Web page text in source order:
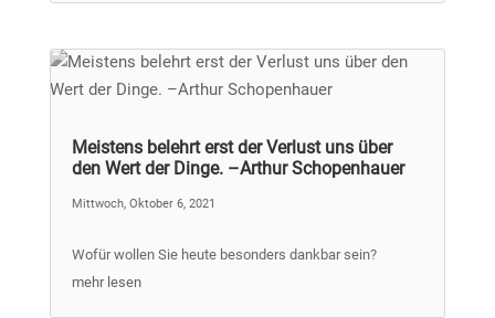
Meistens belehrt erst der Verlust uns über
den Wert der Dinge. –Arthur Schopenhauer
Mittwoch, Oktober 6, 2021
Wofür wollen Sie heute besonders dankbar sein?
mehr lesen